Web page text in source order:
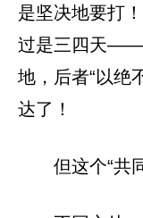
是坚决地要打
过是三四天——
地，后者“以绝
达了！
但这个“共